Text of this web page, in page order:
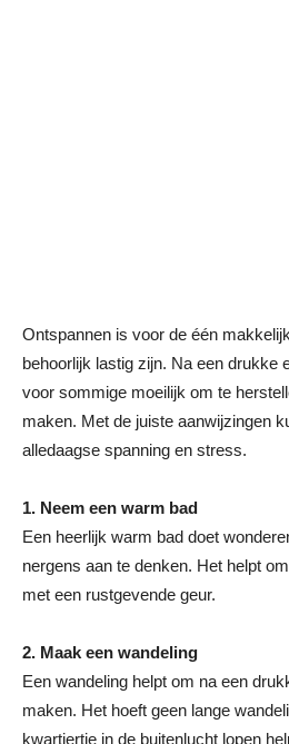
Ontspannen is voor de één
behoorlijk lastig zijn. Na een drukke
voor sommige moeilijk om te
maken. Met de juiste aanwijzingen
alledaagse spanning en stress.
1. Neem een warm bad
Een heerlijk warm bad doet
nergens aan te denken. Het helpt
met een rustgevende geur.
2. Maak een wandeling
Een wandeling helpt om na een
maken. Het hoeft geen lange
kwartiertje in de buitenlucht lopen